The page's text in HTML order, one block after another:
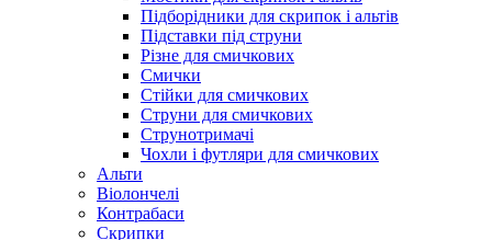
Підборiдники для скрипок і альтів
Підставки під струни
Різне для смичкових
Смички
Стійки для смичкових
Струни для смичкових
Струнотримачі
Чохли і футляри для смичкових
Альти
Віолончелі
Контрабаси
Скрипки